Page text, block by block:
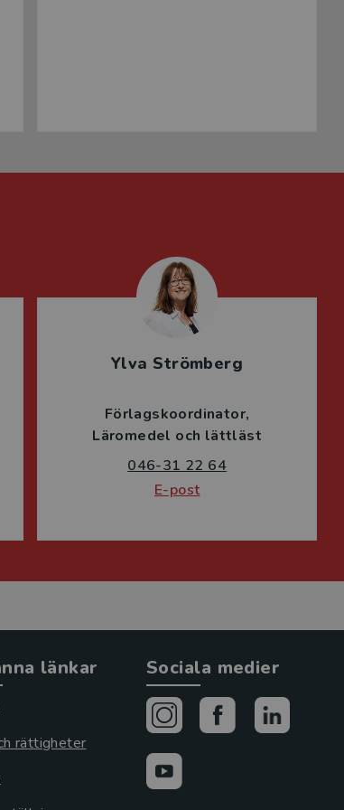
Ylva Strömberg
Förlagskoordinator
Läromedel och lättläst
046-31 22 64
E-post
länkar
rättigheter
Sociala medier